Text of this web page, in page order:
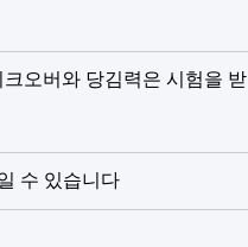
오버와 당김력은 시험을 받
수 있습니다